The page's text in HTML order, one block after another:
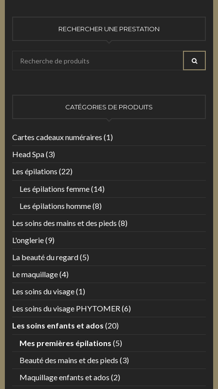
RECHERCHER UNE PRESTATION
CATÉGORIES DE PRODUITS
Cartes cadeaux numéraires (1)
Head Spa(3)
Les épilations (22)
Les épilations femme(14)
Les épilations homme(8)
Les soins des mains et des pieds (8)
L'onglerie(9)
La beauté du regard(5)
Le maquillage(4)
Les soins du visage(1)
Les soins du visage PHYTOMER(6)
Les soins enfants et ados (20)
Mes premières épilations (5)
Beauté des mains et des pieds (3)
Maquillage enfants et ados (2)